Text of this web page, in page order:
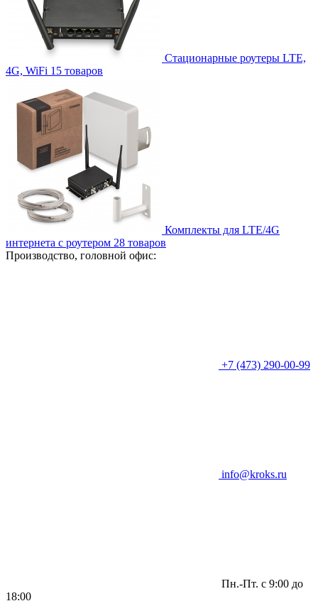
Стационарные роутеры LTE,
4G, WiFi 15 товаров
Комплекты для LTE/4G
интернета с роутером 28 товаров
Производство, головной офис:
+7 (473) 290-00-99
info@kroks.ru
Пн.-Пт. с 9:00 до
18:00